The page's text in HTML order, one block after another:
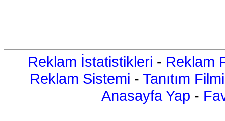
Reklam İstatistikleri - Reklam
Reklam Sistemi - Tanıtım Filmi
Anasayfa Yap -